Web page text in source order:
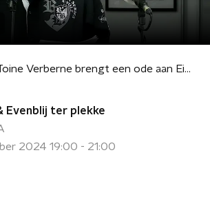
Toine Verberne brengt een ode aan Eindhoven
Evenblij ter plekke
2024 19:00 - 21:00